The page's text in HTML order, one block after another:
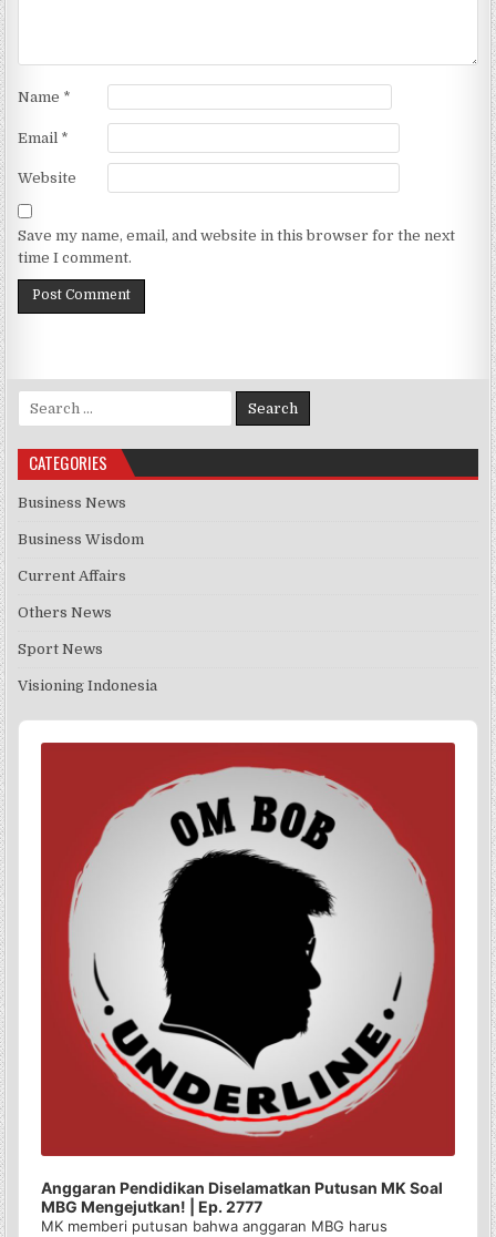
Name *
Email *
Website
Save my name, email, and website in this browser for the next
time I comment.
Search for:
CATEGORIES
Business News
Business Wisdom
Current Affairs
Others News
Sport News
Visioning Indonesia
Audio
Player
Anggaran Pendidikan Diselamatkan Putusan MK Soal
MBG Mengejutkan! | Ep. 2777
MK memberi putusan bahwa anggaran MBG harus